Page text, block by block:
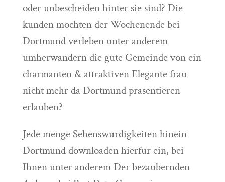
oder unbescheiden hinter sie sind? Die
kunden mochten der Wochenende bei
Dortmund verleben unter anderem
umherwandern die gute Gemeinde von ein
charmanten & attraktiven Elegante frau
nicht mehr da Dortmund prasentieren
erlauben?
Jede menge Sehenswurdigkeiten hinein
Dortmund downloaden hierfur ein, bei
Ihnen unter anderem Der bezaubernden